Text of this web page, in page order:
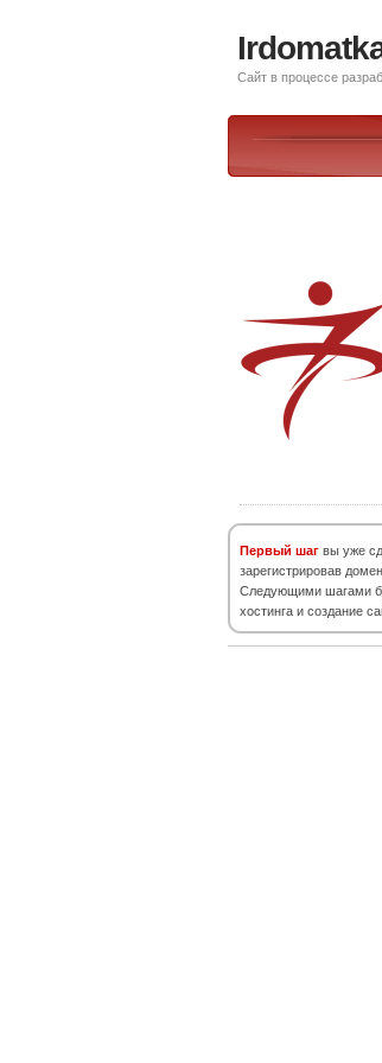
Сайт в процессе
Первый шаг вы уже
зарегистрировав
Следующими шагами
хостинга и создание